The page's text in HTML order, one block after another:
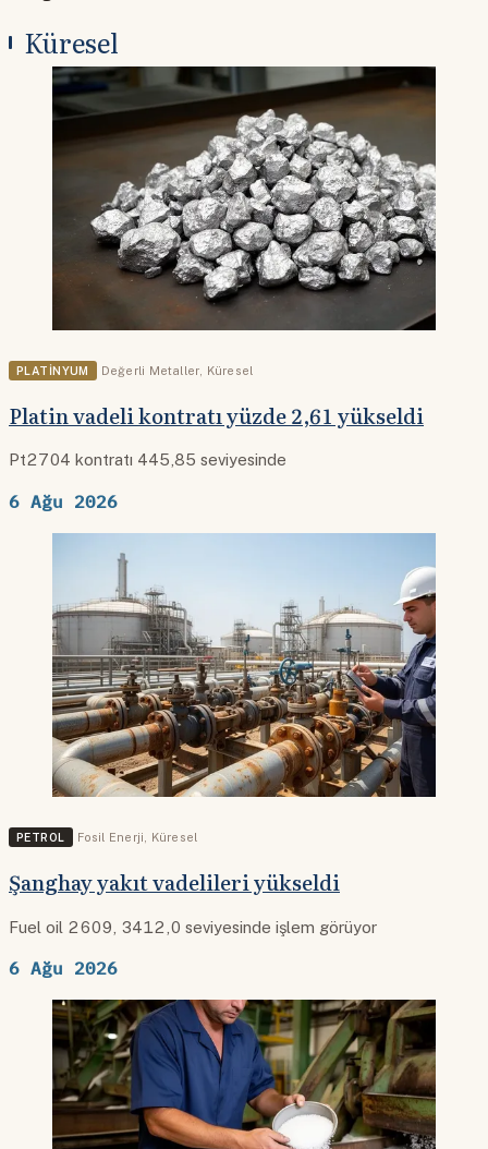
Küresel
PLATINYUM Değerli Metaller Küresel
Platin vadeli kontratı yüzde 2,61 yükseldi
Pt2704 kontratı 445,85 seviyesinde
6 Ağu 2026
PETROL Fosil Enerji Küresel
Şanghay yakıt vadelileri yükseldi
Fuel oil 2609, 3412,0 seviyesinde işlem görüyor
6 Ağu 2026